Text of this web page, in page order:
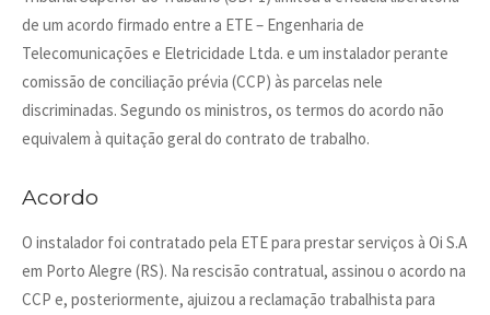
de um acordo firmado entre a ETE – Engenharia de
Telecomunicações e Eletricidade Ltda. e um instalador perante
comissão de conciliação prévia (CCP) às parcelas nele
discriminadas. Segundo os ministros, os termos do acordo não
equivalem à quitação geral do contrato de trabalho.
Acordo
O instalador foi contratado pela ETE para prestar serviços à Oi S.A
em Porto Alegre (RS). Na rescisão contratual, assinou o acordo na
CCP e, posteriormente, ajuizou a reclamação trabalhista para